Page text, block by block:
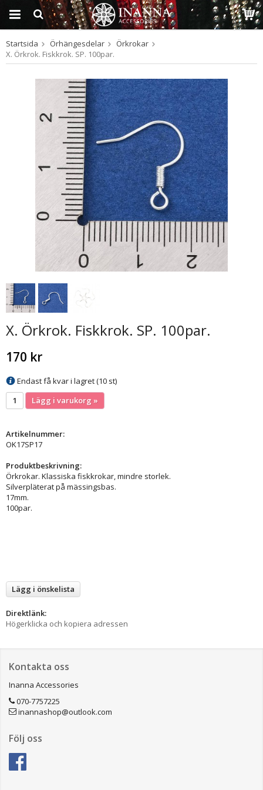
Produkten har blivit
tillagd i varukorgen
Startsida Örhängesdelar
Örkrokar
X. Örkrok. Fiskkrok. SP. 100par.
X. Örkrok. Fiskkrok. SP. 100par.
170 kr
Endast få kvar i lagret (10 st)
Lägg i varukorg »
Artikelnummer:
OK17SP17
Produktbeskrivning:
Örkrokar. Klassiska fiskkrokar, mindre storlek.
Silverpläterat på mässingsbas.
17mm.
100par.
Lägg i önskelista
Direktlänk:
Högerklicka och kopiera adressen
Kontakta oss
Inanna Accessories
070-7757225
inannashop@outlook.com
Följ oss